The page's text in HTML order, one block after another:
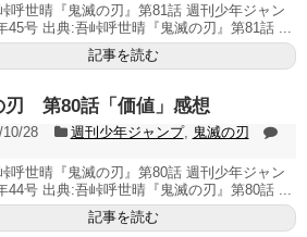
呼世晴『鬼滅の刃』第81話 週刊少年ジャン
45号 出典:吾峠呼世晴『鬼滅の刃』第81話 ...
記事を読む
刃 第80話「価値」感想
10/28 週刊少年ジャンプ, 鬼滅の刃
呼世晴『鬼滅の刃』第80話 週刊少年ジャン
44号 出典:吾峠呼世晴『鬼滅の刃』第80話 ...
記事を読む